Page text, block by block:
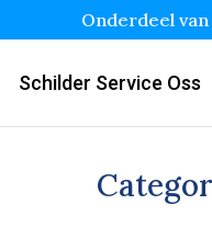
Onderdeel
Schilder Service Oss